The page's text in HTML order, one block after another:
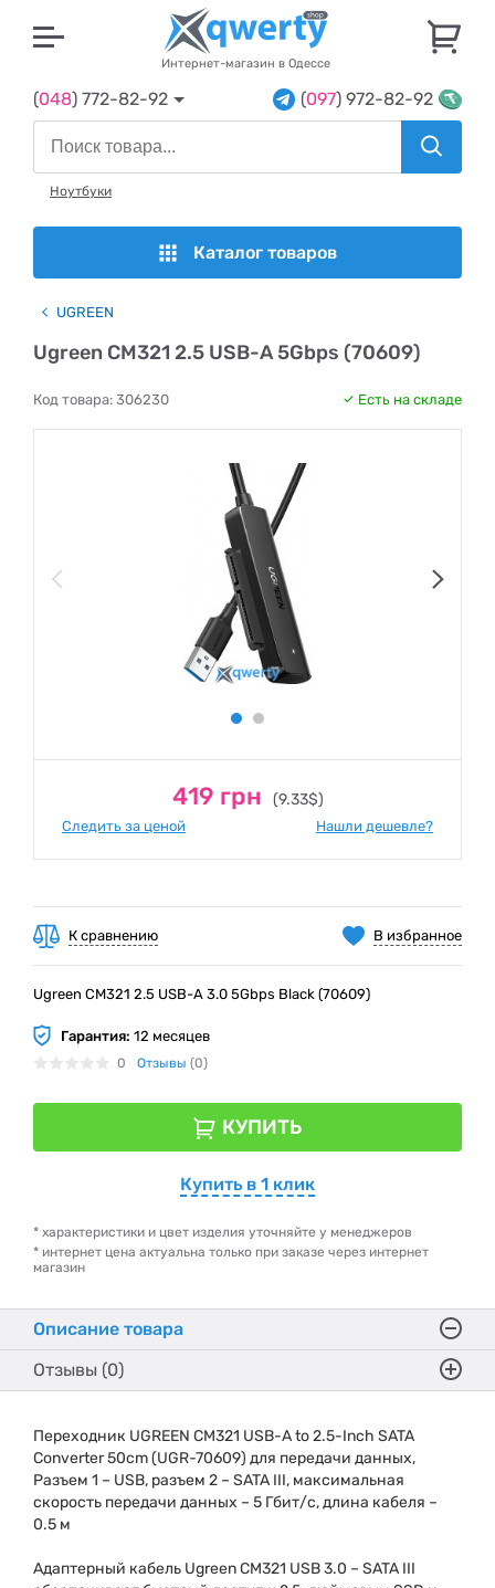
Интернет-магазин в Одессе
(048) 772-82-92 (097) 972-82-92
Ноутбуки
Каталог товаров
UGREEN
Ugreen CM321 2.5 USB-A 5Gbps (70609)
Код товара: 306230 Есть на складе
419 грн (9.33$)
Следить за ценой Нашли дешевле?
В избранное
К сравнению
Ugreen CM321 2.5 USB-A 3.0 5Gbps Black (70609)
Гарантия: 12 месяцев
0 Отзывы (0)
КУПИТЬ
Купить в 1 клик
* характеристики и цвет изделия уточняйте у менеджеров
* интернет цена актуальна только при заказе через интернет
магазин
Описание товара
Отзывы (0)
Переходник UGREEN CM321 USB-A to 2.5-Inch SATA
Converter 50cm (UGR-70609) для передачи данных,
Разъем 1 – USB, разъем 2 – SATA III, максимальная
скорость передачи данных – 5 Гбит/с, длина кабеля –
0.5 м
Адаптерный кабель Ugreen CM321 USB 3.0 – SATA III